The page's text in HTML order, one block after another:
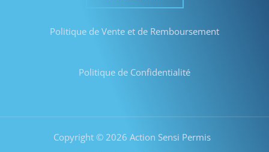
Politique de Vente et de Remboursement
Politique de Confidentialité
Copyright © 2026 Action Sensi Permis